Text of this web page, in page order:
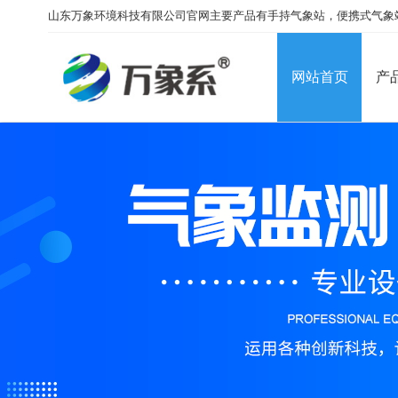
山东万象环境科技有限公司官网主要产品有手持气象站，便携式气
网站首页 产